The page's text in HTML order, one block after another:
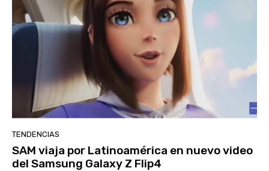
TENDENCIAS
SAM viaja por Latinoamérica en nuevo video
del Samsung Galaxy Z Flip4